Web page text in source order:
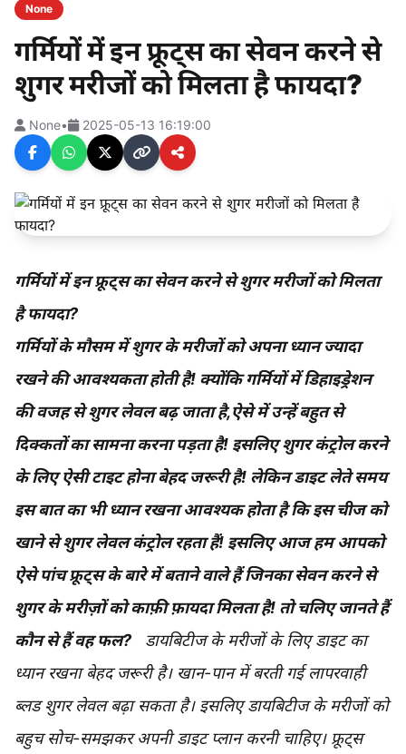
None
गर्मियों में इन फ्रूट्स का सेवन करने से
शुगर मरीजों को मिलता है फायदा?
None• 2025-05-13 16:19:00
गर्मियों में इन फ्रूट्स का सेवन करने से शुगर मरीजों को मिलता
है फायदा?
गर्मियों के मौसम में शुगर के मरीजों को अपना ध्यान ज्यादा
रखने की आवश्यकता होती है! क्योंकि गर्मियों में डिहाइड्रेशन
की वजह से शुगर लेवल बढ़ जाता है,ऐसे में उन्हें बहुत से
दिक्कतों का सामना करना पड़ता है! इसलिए शुगर कंट्रोल करने
के लिए ऐसी टाइट होना बेहद जरूरी है! लेकिन डाइट लेते समय
इस बात का भी ध्यान रखना आवश्यक होता है कि इस चीज को
खाने से शुगर लेवल कंट्रोल रहता हैं! इसलिए आज हम आपको
ऐसे पांच फ्रूट्स के बारे में बताने वाले हैं जिनका सेवन करने से
शुगर के मरीज़ों को काफ़ी फ़ायदा मिलता है! तो चलिए जानते हैं
कौन से हैं वह फल?
डायबिटीज के मरीजों के लिए डाइट का
ध्यान रखना बेहद जरूरी है। खान-पान में बरती गई लापरवाही
ब्लड शुगर लेवल बढ़ा सकता है। इसलिए डायबिटीज के मरीजों को
बहुच सोच-समझकर अपनी डाइट प्लान करनी चाहिए। फ्रूट्स